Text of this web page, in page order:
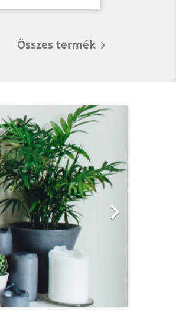
Összes termék 

Következő